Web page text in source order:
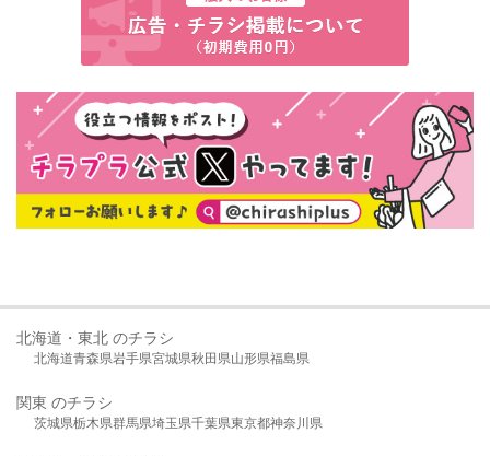
北海道・東北 のチラシ
北海道青森県岩手県宮城県秋田県山形県福島県
関東 のチラシ
茨城県栃木県群馬県埼玉県千葉県東京都神奈川県